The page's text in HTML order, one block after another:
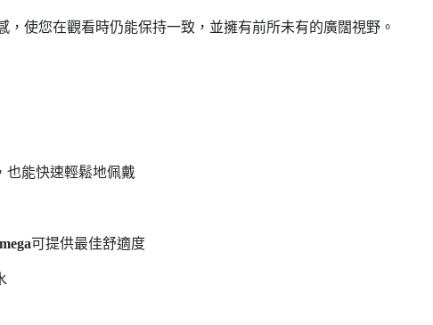
使您在觀看時仍能保持一致，並擁有前所未有的廣闊視野。
也能快速輕鬆地佩戴
可提供最佳舒適度